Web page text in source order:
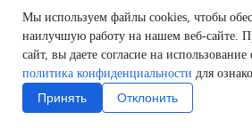
Нажимая на кнопку «Оставить отзыв»
наобработку персональных данных
Спасибо! Ваша заявка
Мы используем файлы cookies, чтобы
наилучшую работу на нашем веб-сайте.
сайт, вы даете согласие на
политика конфиденциальности для
Отклонить
Принять